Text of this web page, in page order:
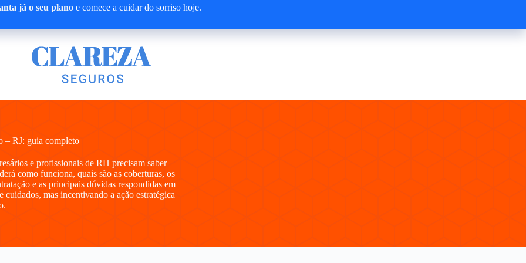
já o seu planoe comece a cuidar do sorriso hoje.
– RJ: guia completo
e profissionais de RH precisam saber
como funciona, quais são as coberturas, os
e as principais dúvidas respondidas em
mas incentivando a ação estratégica